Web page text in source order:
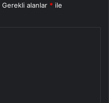
Gerekli alanlar * ile